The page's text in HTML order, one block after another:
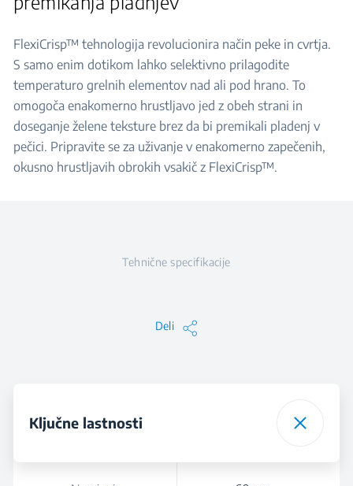
FlexiCrisp™ tehnologija revolucionira način peke in cvrtja.
S samo enim dotikom lahko selektivno prilagodite
temperaturo grelnih elementov nad ali pod hrano. To
omogoča enakomerno hrustljavo jed z obeh strani in
doseganje želene teksture brez da bi premikali pladenj v
pečici. Pripravite se za uživanje v enakomerno zapečenih,
okusno hrustljavih obrokih vsakič z FlexiCrisp™.
Tehnične specifikacije
Deli
Ključne lastnosti